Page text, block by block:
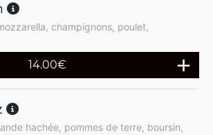
champignons, poulet,
14.00€
hachée, pommes de terre, boursin,